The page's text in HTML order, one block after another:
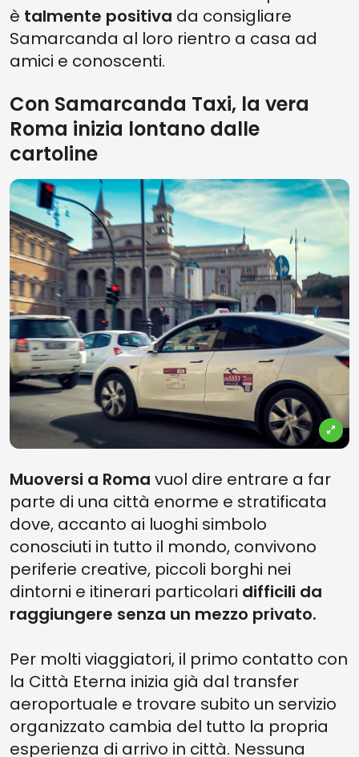
è talmente positiva da consigliare
Samarcanda al loro rientro a casa ad
amici e conoscenti.
Con Samarcanda Taxi, la vera
Roma inizia lontano dalle
cartoline
Muoversi a Roma vuol dire entrare a far
parte di una città enorme e stratificata
dove, accanto ai luoghi simbolo
conosciuti in tutto il mondo, convivono
periferie creative, piccoli borghi nei
dintorni e itinerari particolari difficili da
raggiungere senza un mezzo privato.
Per molti viaggiatori, il primo contatto con
la Città Eterna inizia già dal transfer
aeroportuale e trovare subito un servizio
organizzato cambia del tutto la propria
esperienza di arrivo in città. Nessuna